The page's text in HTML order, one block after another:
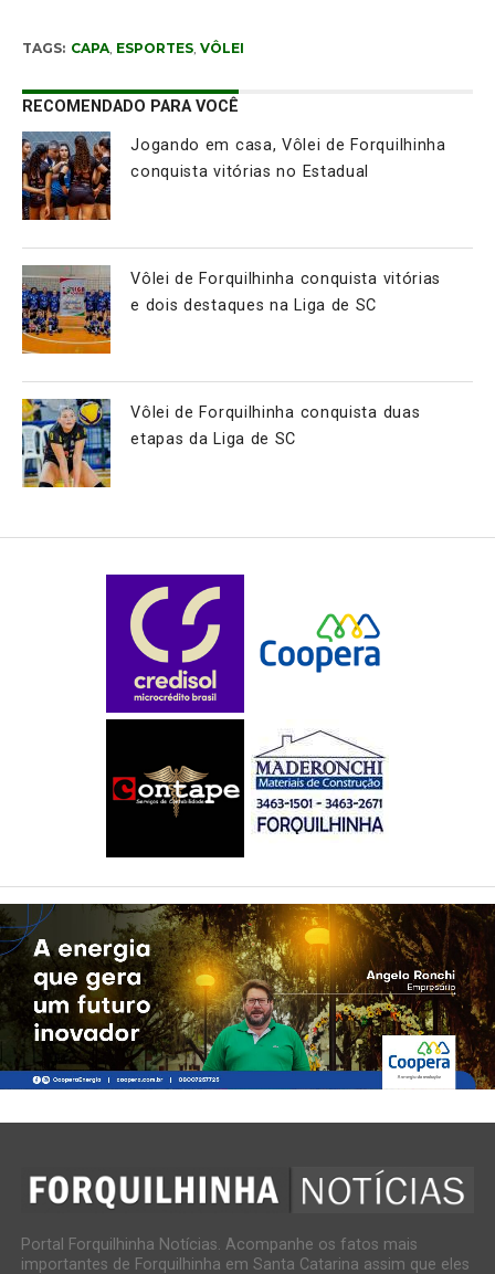
TAGS: CAPA, ESPORTES, VÔLEI
RECOMENDADO PARA VOCÊ
Jogando em casa, Vôlei de Forquilhinha
conquista vitórias no Estadual
Vôlei de Forquilhinha conquista vitórias
e dois destaques na Liga de SC
Vôlei de Forquilhinha conquista duas
etapas da Liga de SC
Portal Forquilhinha Notícias. Acompanhe os fatos mais
importantes de Forquilhinha em Santa Catarina assim que eles